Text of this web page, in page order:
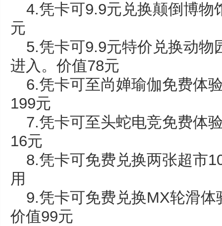
4.凭卡可9.9元兑换颠倒博物
元
5.凭卡可9.9元特价兑换动物
进入。价值78元
6.凭卡可至尚婵瑜伽免费体
199元
7.凭卡可至头蛇电竞免费体
16元
8.凭卡可免费兑换两张超市
用
9.凭卡可免费兑换MX轮滑
价值99元